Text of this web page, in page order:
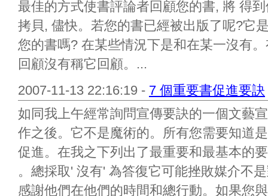
最佳的方式使書評論者回顧您的書, 將 得
拷貝, 儘快。若您的書已經被出版了呢?它
您的書嗎? 在某些情況下是和在某一沒有
回顧沒有稱它回顧。...
2007-11-13 22:16:19 - 7 個重要書促進要訣
如同我上午經常詢問宣傳要訣的一個文藝
作之後。它不是魔術的。所有您需要知道
促進。在我之下列出了最重要和最基本的
。總採取' 沒有' 為答復它可能挫敗媒介不
感謝他們在他們的時間和總行動。如果您